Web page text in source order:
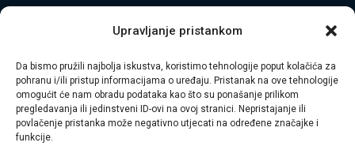
Upravljanje pristankom
Da bismo pružili najbolja iskustva, koristimo tehnologije poput kolačića za
pohranu i/ili pristup informacijama o uređaju. Pristanak na ove tehnologije
omogućit će nam obradu podataka kao što su ponašanje prilikom
pregledavanja ili jedinstveni ID-ovi na ovoj stranici. Nepristajanje ili
povlačenje pristanka može negativno utjecati na određene značajke i
funkcije.
iskustva u pružanju cjelovitih usluga selidbe, odvoza
otpada, čišćenja i uređenja okoliša diljem
Primorsko-goranske županije i Istre. Naša misija je
vaša bezbrižnost i zadovoljstvo.
Adresa:Plase 45, 51000 RIJEKA